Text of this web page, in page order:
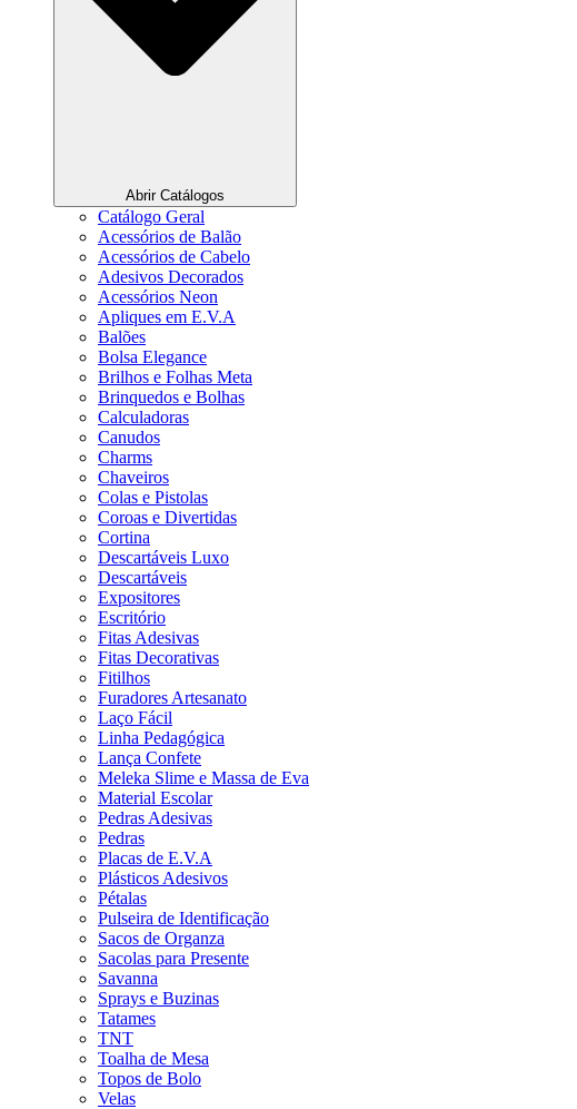
Abrir Catálogos
Catálogo Geral
Acessórios de Balão
Acessórios de Cabelo
Adesivos Decorados
Acessórios Neon
Apliques em E.V.A
Balões
Bolsa Elegance
Brilhos e Folhas Meta
Brinquedos e Bolhas
Calculadoras
Canudos
Charms
Chaveiros
Colas e Pistolas
Coroas e Divertidas
Cortina
Descartáveis Luxo
Descartáveis
Expositores
Escritório
Fitas Adesivas
Fitas Decorativas
Fitilhos
Furadores Artesanato
Laço Fácil
Linha Pedagógica
Lança Confete
Meleka Slime e Massa de Eva
Material Escolar
Pedras Adesivas
Pedras
Placas de E.V.A
Plásticos Adesivos
Pétalas
Pulseira de Identificação
Sacos de Organza
Sacolas para Presente
Savanna
Sprays e Buzinas
Tatames
TNT
Toalha de Mesa
Topos de Bolo
Velas